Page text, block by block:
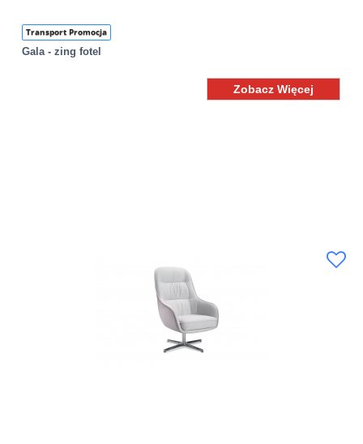
Transport Promocja
Gala - zing fotel
Zobacz Więcej